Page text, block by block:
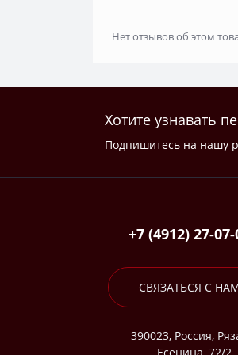
Нет отзывов об этом
Хотите узнавать
Подпишитесь на нашу
+7 (4912) 27-07-
СВЯЗАТЬСЯ С
390023, Россия,